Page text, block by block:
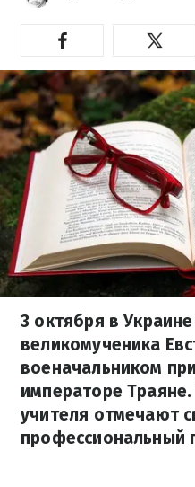
3 октября в
великомученика
военачальником
императоре
учителя отмечают
профессиональный